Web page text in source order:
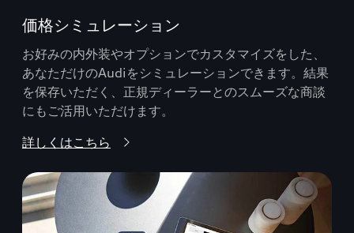
価格シミュレーション
お好みの内外装やオプションでカスタマイズをした、
あなただけのAudiをシミュレーションできます。結果
を保存いただく、正規ディーラーとのスムーズな商談
にもご活用いただけます。
詳しくはこちら